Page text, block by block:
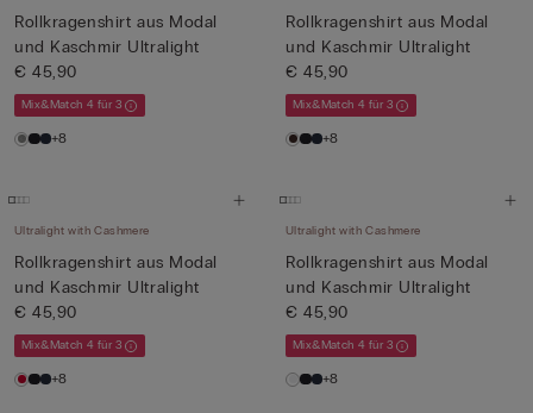
Rollkragenshirt aus Modal
und Kaschmir Ultralight
€ 45,90
Mix&Match 4 für 3
+8
Rollkragenshirt aus Modal
und Kaschmir Ultralight
€ 45,90
Mix&Match 4 für 3
+8
Ultralight with Cashmere
Rollkragenshirt aus Modal
und Kaschmir Ultralight
€ 45,90
Mix&Match 4 für 3
+8
Ultralight with Cashmere
Rollkragenshirt aus Modal
und Kaschmir Ultralight
€ 45,90
Mix&Match 4 für 3
+8